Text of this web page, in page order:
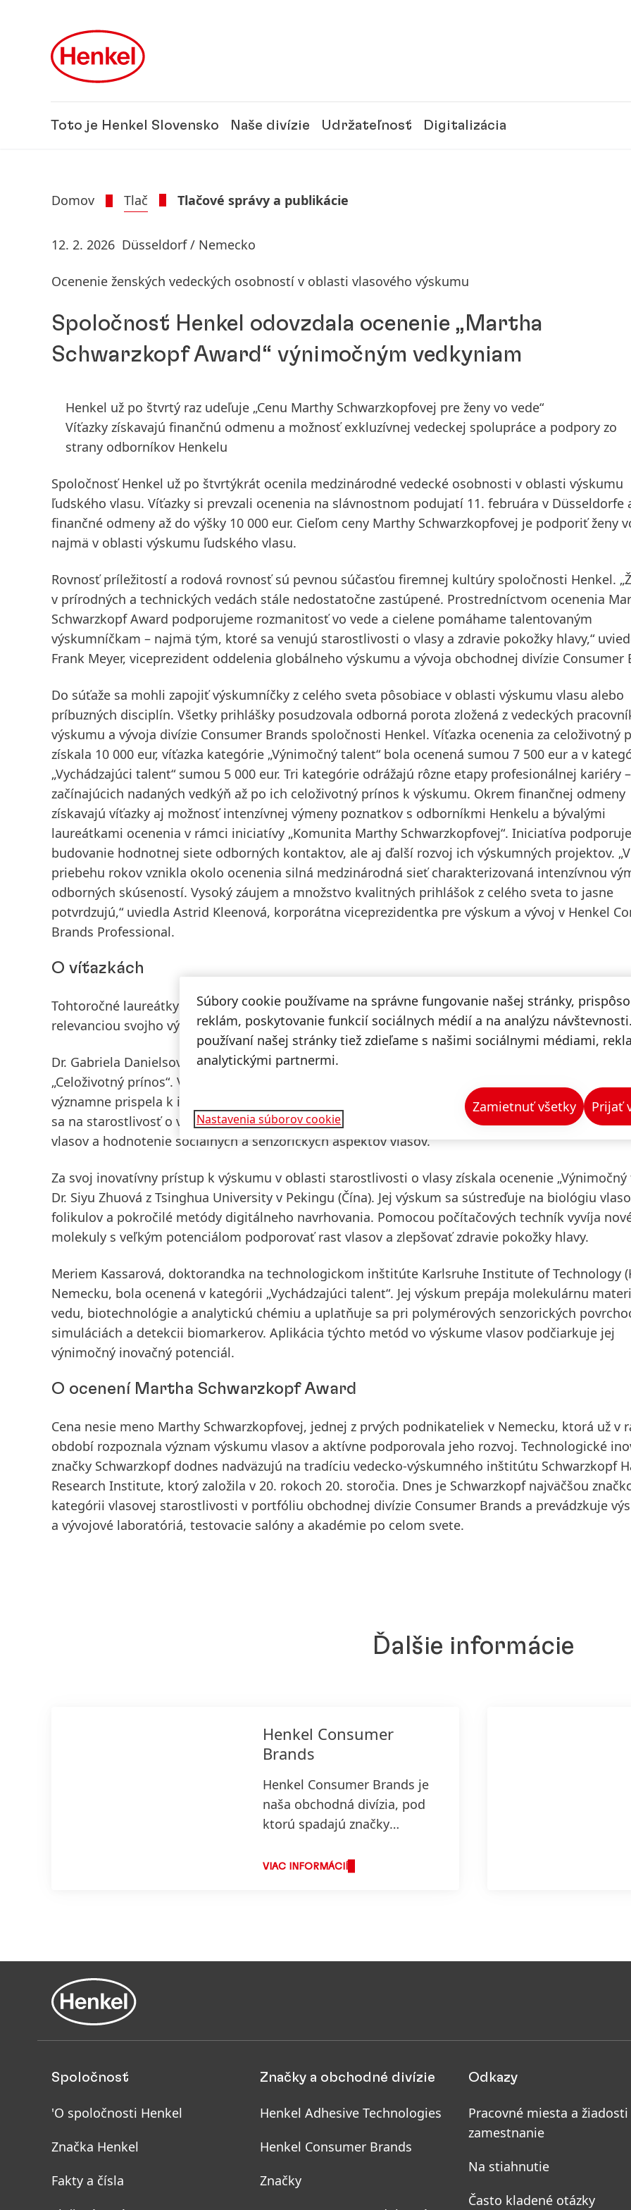
Toto je Henkel Slovensko Naše divízie Udržateľnosť Digitalizácia
Domov Tlač Tlačové správy a publikácie
12. 2. 2026 Düsseldorf / Nemecko
Ocenenie ženských vedeckých osobností v oblasti vlasového výskumu
Spoločnosť Henkel odovzdala ocenenie „Martha
Schwarzkopf Award“ výnimočným vedkyniam
Henkel už po štvrtý raz udeľuje „Cenu Marthy Schwarzkopfovej pre ženy vo vede“
Víťazky získavajú finančnú odmenu a možnosť exkluzívnej vedeckej spolupráce a podpory zo
strany odborníkov Henkelu
Spoločnosť Henkel už po štvrtýkrát ocenila medzinárodné vedecké osobnosti v oblasti výskumu
ľudského vlasu. Víťazky si prevzali ocenenia na slávnostnom podujatí 11. februára v Düsseldorfe
finančné odmeny až do výšky 10 000 eur. Cieľom ceny Marthy Schwarzkopfovej je podporiť ženy
najmä v oblasti výskumu ľudského vlasu.
Rovnosť príležitostí a rodová rovnosť sú pevnou súčasťou firemnej kultúry spoločnosti Henkel.
v prírodných a technických vedách stále nedostatočne zastúpené. Prostredníctvom ocenenia
Schwarzkopf Award podporujeme rozmanitosť vo vede a cielene pomáhame talentovaným
výskumníčkam – najmä tým, ktoré sa venujú starostlivosti o vlasy a zdravie pokožky hlavy,“
Frank Meyer, viceprezident oddelenia globálneho výskumu a vývoja obchodnej divízie Consumer
Do súťaže sa mohli zapojiť výskumníčky z celého sveta pôsobiace v oblasti výskumu vlasu alebo
príbuzných disciplín. Všetky prihlášky posudzovala odborná porota zložená z vedeckých
výskumu a vývoja divízie Consumer Brands spoločnosti Henkel. Víťazka ocenenia za celoživotný
získala 10 000 eur, víťazka kategórie „Výnimočný talent“ bola ocenená sumou 7 500 eur a v
„Vychádzajúci talent“ sumou 5 000 eur. Tri kategórie odrážajú rôzne etapy profesionálnej kariéry
začínajúcich nadaných vedkýň až po ich celoživotný prínos k výskumu. Okrem finančnej odmeny
získavajú víťazky aj možnosť intenzívnej výmeny poznatkov s odborníkmi Henkelu a bývalými
laureátkami ocenenia v rámci iniciatívy „Komunita Marthy Schwarzkopfovej“. Iniciatíva
budovanie hodnotnej siete odborných kontaktov, ale aj ďalší rozvoj ich výskumných projektov. „V
priebehu rokov vznikla okolo ocenenia silná medzinárodná sieť charakterizovaná intenzívnou
odborných skúseností. Vysoký záujem a množstvo kvalitných prihlášok z celého sveta to jasne
potvrdzujú,“ uviedla Astrid Kleenová, korporátna viceprezidentka pre výskum a vývoj v Henkel
Brands Professional.
O víťazkách
Tohtoročné laureátky presvedčili porotu svojimi inováciami, priekopníckym prístupom a vysokou
relevanciou svojho výskumu.
Dr. Gabriela Danielsová z University of the Arts London
„Celoživotný prínos“. Viac ako 20 rokov vyučuje metodológiu výskumu v oblasti kozmetických vied
významne prispela k inovatívnemu rozvoju tohto odboru. Jej práca prepája viaceré disciplíny a
sa na starostlivosť o vlasy, vývoj kozmetických produktov, využívanie umelej inteligencie vo
vlasov a hodnotenie sociálnych a senzorických aspektov vlasov.
Za svoj inovatívny prístup k výskumu v oblasti starostlivosti o vlasy získala ocenenie „Výnimočný
Dr. Siyu Zhuová z Tsinghua University v Pekingu (Čína). Jej výskum sa sústreďuje na biológiu
folikulov a pokročilé metódy digitálneho navrhovania. Pomocou počítačových techník vyvíja
molekuly s veľkým potenciálom podporovať rast vlasov a zlepšovať zdravie pokožky hlavy.
Meriem Kassarová, doktorandka na technologickom inštitúte Karlsruhe Institute of Technology
Nemecku, bola ocenená v kategórii „Vychádzajúci talent“. Jej výskum prepája molekulárnu
vedu, biotechnológie a analytickú chémiu a uplatňuje sa pri polymérových senzorických
simuláciách a detekcii biomarkerov. Aplikácia týchto metód vo výskume vlasov podčiarkuje jej
výnimočný inovačný potenciál.
O ocenení Martha Schwarzkopf Award
Cena nesie meno Marthy Schwarzkopfovej, jednej z prvých podnikateliek v Nemecku, ktorá už v
období rozpoznala význam výskumu vlasov a aktívne podporovala jeho rozvoj. Technologické
značky Schwarzkopf dodnes nadväzujú na tradíciu vedecko-výskumného inštitútu Schwarzkopf
Research Institute, ktorý založila v 20. rokoch 20. storočia. Dnes je Schwarzkopf najväčšou
kategórii vlasovej starostlivosti v portfóliu obchodnej divízie Consumer Brands a prevádzkuje
a vývojové laboratóriá, testovacie salóny a akadémie po celom svete.
Ďalšie informácie
Henkel Consumer
Brands
Henkel Consumer Brands je
naša obchodná divízia, pod
ktorú spadajú značky
produkty v oblasti Pracích a
VIAC INFORMÁCIÍ
Spoločnosť
'O spoločnosti Henkel
Značka Henkel
Fakty a čísla
Značky a obchodné divízie
Henkel Adhesive Technologies
Henkel Consumer Brands
Značky
Odkazy
Pracovné miesta a žiadosti
zamestnanie
Na stiahnutie
Často kladené otázky
Súbory cookie používame na správne fungovanie našej stránky,
reklám, poskytovanie funkcií sociálnych médií a na analýzu
používaní našej stránky tiež zdieľame s našimi sociálnymi médiami,
analytickými partnermi.
Nastavenia súborov cookie
Zamietnuť všetky Prijať